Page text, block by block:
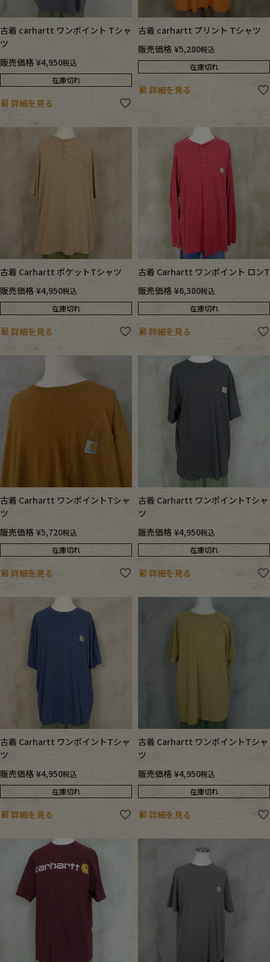
古着 carhartt ワンポイント Tシャ
ツ
販売価格 ¥4,950税込
在庫切れ
詳細を見る
古着 carhartt プリント Tシャツ
販売価格 ¥5,280税込
在庫切れ
詳細を見る
古着 Carhartt ポケットTシャツ
販売価格 ¥4,950税込
在庫切れ
詳細を見る
古着 Carhartt ワンポイント ロンT
販売価格 ¥6,380税込
在庫切れ
詳細を見る
古着 Carhartt ワンポイントTシャ
ツ
販売価格 ¥5,720税込
在庫切れ
詳細を見る
古着 Carhartt ワンポイントTシャ
ツ
販売価格 ¥4,950税込
在庫切れ
詳細を見る
古着 Carhartt ワンポイントTシャ
ツ
販売価格 ¥4,950税込
在庫切れ
詳細を見る
古着 Carhartt ワンポイントTシャ
ツ
販売価格 ¥4,950税込
在庫切れ
詳細を見る